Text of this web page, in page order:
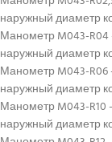
наружный диаметр
Манометр M043-R04
наружный диаметр
Манометр M043-R06
наружный диаметр
Манометр M043-R10
наружный диаметр